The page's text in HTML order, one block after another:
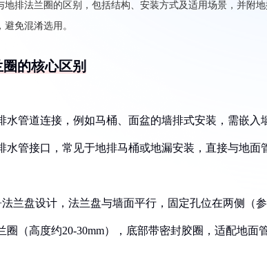
地排法兰圈的区别，包括结构、安装方式及适用场景，并附
免混淆选用。
的核心区别
水管道连接，例如马桶、面盆的墙排式安装，需嵌入
水管接口，常见于地排马桶或地漏安装，直接与地面
兰盘设计，法兰盘与墙面平行，固定孔位在两侧（参
（高度约20-30mm），底部带密封胶圈，适配地面